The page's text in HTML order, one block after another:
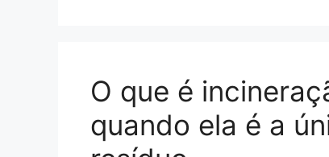
O que é
quando ela é a